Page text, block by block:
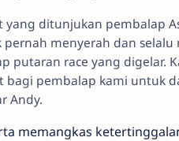
ditunjukan pembalap
menyerah dan selalu
putaran race yang digelar.
bagi pembalap kami untuk
Andy.
memangkas